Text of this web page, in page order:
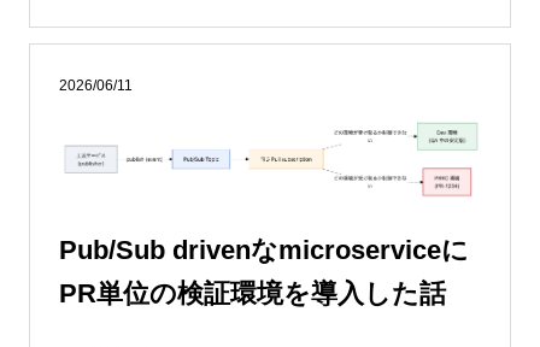
2026/06/11
Pub/Sub drivenなmicroserviceに
PR単位の検証環境を導入した話